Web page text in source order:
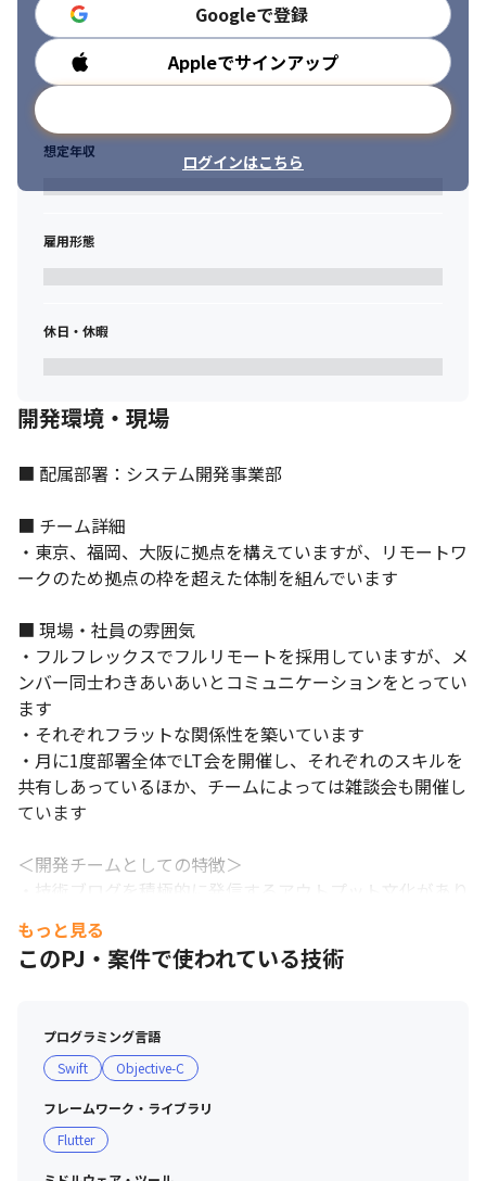
それぞれのスキルが活かせる環境があります。
社内のコミュニケーションを大切にしています。
Googleで登録
Appleでサインアップ
ログインはこちら
勤務時間
想定年収
雇用形態
休日・休暇
開発環境・現場
■ 配属部署：システム開発事業部
■ チーム詳細
・東京、福岡、大阪に拠点を構えていますが、リモートワ
ークのため拠点の枠を超えた体制を組んでいます
■ 現場・社員の雰囲気
・フルフレックスでフルリモートを採用していますが、メ
ンバー同士わきあいあいとコミュニケーションをとってい
ます
・それぞれフラットな関係性を築いています
・月に1度部署全体でLT会を開催し、それぞれのスキルを
共有しあっているほか、チームによっては雑談会も開催し
ています
＜開発チームとしての特徴＞
・技術ブログを積極的に発信するアウトプット文化があり
ます
・新しいものを取り入れる文化があるため、モダンな技術
を使った開発に挑戦できます
・フルリクエストのレビュー依頼を優先依頼を上げ、より
スムーズに開発が進むように取り組んでいます
もっと見る
このPJ・案件で使われている技術
プログラミング言語
Swift
Objective-C
フレームワーク・ライブラリ
Flutter